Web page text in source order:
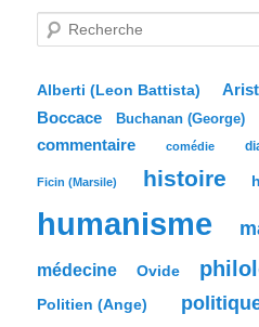
e
c
e
Alberti (Leon Battista)
Boccace Buchanan (George)
commentaire comédie
Ficin (Marsile) histoire
humanisme
médecine Ovide
Politien (Ange)